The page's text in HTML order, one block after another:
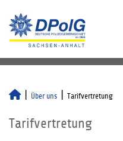
Über uns Tarifvertretung
Tarifvertretung